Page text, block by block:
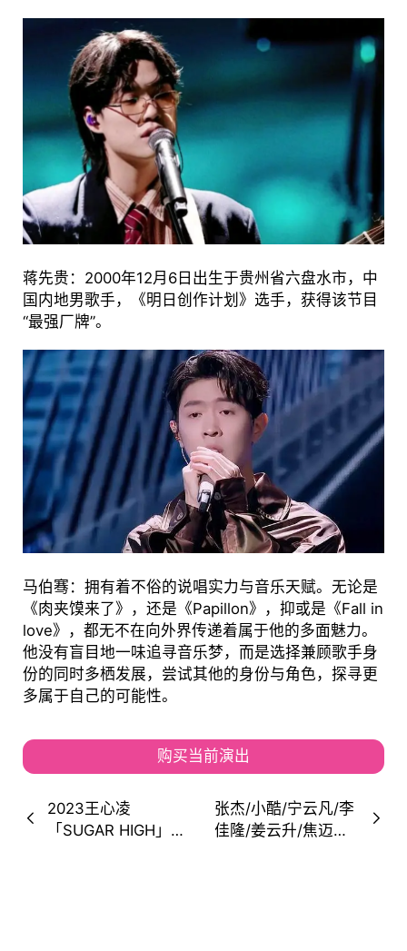
蒋先贵：2000年12月6日出生于贵州省六盘水市，中
国内地男歌手，《明日创作计划》选手，获得该节目
“最强厂牌”。
马伯骞：拥有着不俗的说唱实力与音乐天赋。无论是
《肉夹馍来了》，还是《Papillon》，抑或是《Fall in
love》，都无不在向外界传递着属于他的多面魅力。
他没有盲目地一味追寻音乐梦，而是选择兼顾歌手身
份的同时多栖发展，尝试其他的身份与角色，探寻更
多属于自己的可能性。
购买当前演出
2023王心凌
「SUGAR HIGH」巡
张杰/小酷/宁云凡/李
佳隆/姜云升/焦迈奇/